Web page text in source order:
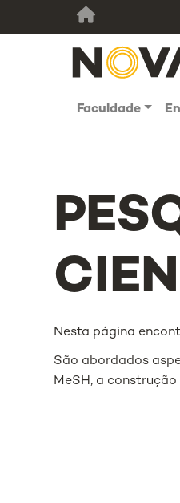
Faculdade
Nesta página
São abordados
MeSH, a